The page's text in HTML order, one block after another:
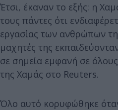
Έτσι, έκαναν το εξής: η
τους πάντες ότι
εργασίας των ανθρώπων
μαχητές της
σε σημεία εμφανή σε
της Χαμάς στο Reuters.
Όλο αυτό κορυφώθηκε